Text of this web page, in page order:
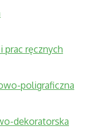
prac ręcznych
poligraficzna
dekoratorska